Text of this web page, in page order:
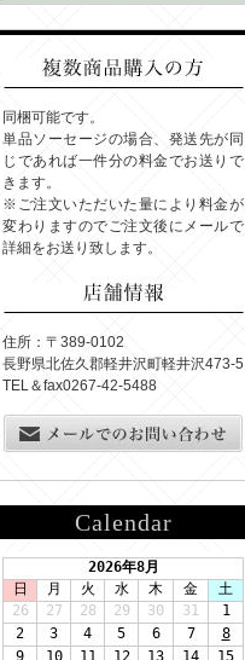
同梱可能です。
単品ソーセージの場合、発送先が同
じであれば一件分の料金でお送りで
きます。
※ご注文いただいた量により料金が
変わりますのでご注文後にメールで
詳細をお送り致します。
住所：〒389-0102
長野県北佐久郡軽井沢町軽井沢473-5
TEL＆fax0267-42-5488
Calendar